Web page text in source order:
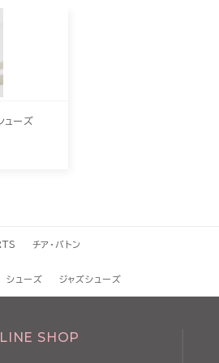
ューズ
チア・バトン
シューズ ジャズシューズ
SHOP